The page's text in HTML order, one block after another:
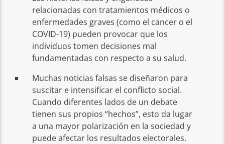
relacionadas con tratamientos médicos o
enfermedades graves (como el cancer o el
COVID-19) pueden provocar que los
individuos tomen decisiones mal
fundamentadas con respecto a su salud.
Muchas noticias falsas se diseñaron para
suscitar e intensificar el conflicto social.
Cuando diferentes lados de un debate
tienen sus propios “hechos”, esto da lugar
a una mayor polarización en la sociedad y
puede afectar los resultados electorales.